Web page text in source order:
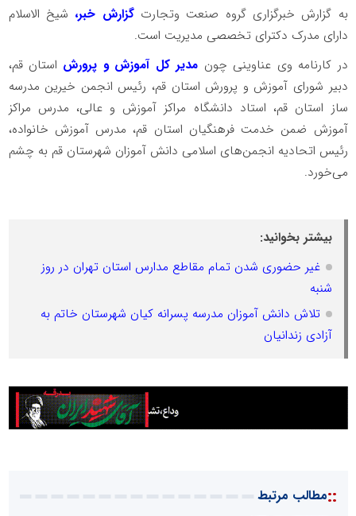
به گزارش خبرگزاری گروه صنعت وتجارتگزارش خبر، شیخ الاسلام
دارای مدرک دکترای تخصصی مدیریت است.
در کارنامه وی عناوینی چون مدیر کل آموزش و پرورش استان قم،
دبیر شورای آموزش و پرورش استان قم، رئیس انجمن خیرین مدرسه
ساز استان قم، استاد دانشگاه مراکز آموزش و عالی، مدرس مراکز
آموزش ضمن خدمت فرهنگیان استان قم، مدرس آموزش خانواده،
رئیس اتحادیه انجمن‌های اسلامی دانش آموزان شهرستان قم به چشم
می‌خورد.
بیشتر بخوانید:
غیر حضوری شدن تمام مقاطع مدارس استان تهران در روز
شنبه
تلاش دانش آموزان مدرسه پسرانه کیان شهرستان خاتم به
آزادی زندانیان
::مطالب مرتبط